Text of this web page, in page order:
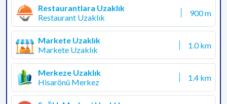
Restaurantlara Uzaklık
Restaurant Uzaklık
900 m
Markete Uzaklık
Markete Uzaklık
1.0 km
Merkeze Uzaklık
Hisarönü Merkez
1.4 km